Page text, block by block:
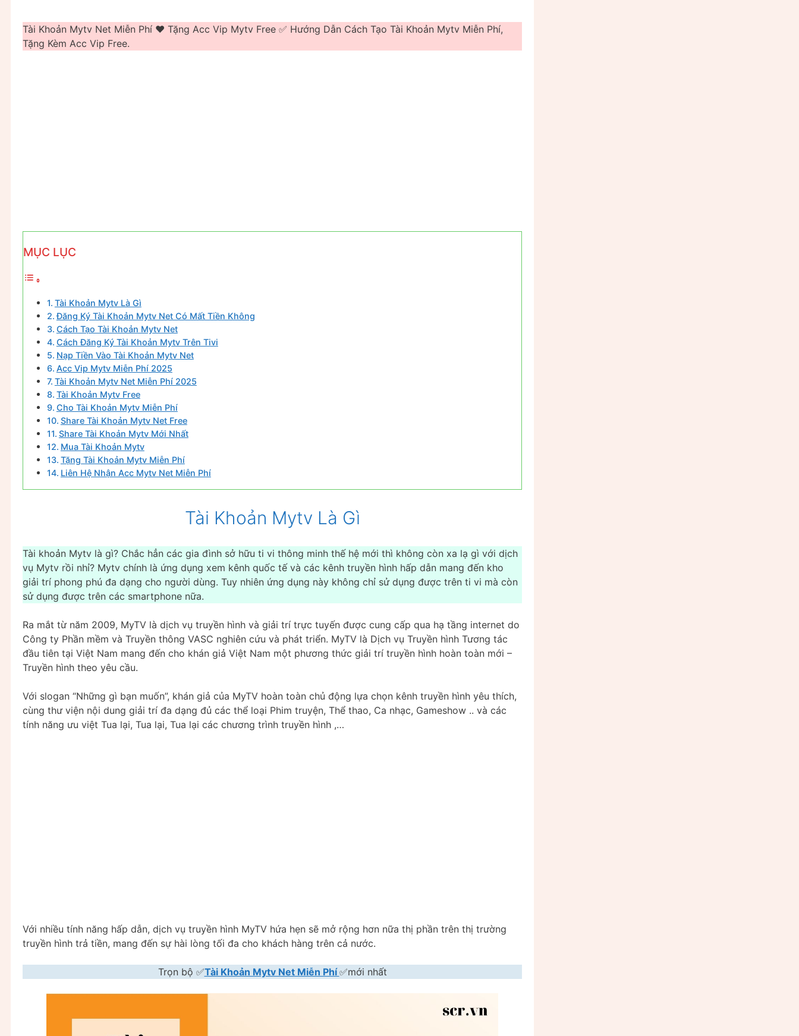
Tài Khoản Mytv Net Miễn Phí ❤️️ Tặng Acc Vip Mytv Free ✅ Hướng Dẫn Cách Tạo Tài Khoản Mytv Miễn Phí,
Tặng Kèm Acc Vip Free.
MỤC LỤC
Tài Khoản Mytv Là Gì
Đăng Ký Tài Khoản Mytv Net Có Mất Tiền Không
Cách Tạo Tài Khoản Mytv Net
Cách Đăng Ký Tài Khoản Mytv Trên Tivi
Nạp Tiền Vào Tài Khoản Mytv Net
Acc Vip Mytv Miễn Phí 2025
Tài Khoản Mytv Net Miễn Phí 2025
Tài Khoản Mytv Free
Cho Tài Khoản Mytv Miễn Phí
Share Tài Khoản Mytv Net Free
Share Tài Khoản Mytv Mới Nhất
Mua Tài Khoản Mytv
Tặng Tài Khoản Mytv Miễn Phí
Liên Hệ Nhận Acc Mytv Net Miễn Phí
Tài Khoản Mytv Là Gì
Tài khoản Mytv là gì? Chắc hẳn các gia đình sở hữu ti vi thông minh thế hệ mới thì không còn xa lạ gì với dịch
vụ Mytv rồi nhỉ? Mytv chính là ứng dụng xem kênh quốc tế và các kênh truyền hình hấp dẫn mang đến kho
giải trí phong phú đa dạng cho người dùng. Tuy nhiên ứng dụng này không chỉ sử dụng được trên ti vi mà còn
sử dụng được trên các smartphone nữa.
Ra mắt từ năm 2009, MyTV là dịch vụ truyền hình và giải trí trực tuyến được cung cấp qua hạ tầng internet do
Công ty Phần mềm và Truyền thông VASC nghiên cứu và phát triển. MyTV là Dịch vụ Truyền hình Tương tác
đầu tiên tại Việt Nam mang đến cho khán giả Việt Nam một phương thức giải trí truyền hình hoàn toàn mới –
Truyền hình theo yêu cầu.
Với slogan “Những gì bạn muốn”, khán giả của MyTV hoàn toàn chủ động lựa chọn kênh truyền hình yêu thích,
cùng thư viện nội dung giải trí đa dạng đủ các thể loại Phim truyện, Thể thao, Ca nhạc, Gameshow .. và các
tính năng ưu việt Tua lại, Tua lại, Tua lại các chương trình truyền hình ,…
Với nhiều tính năng hấp dẫn, dịch vụ truyền hình MyTV hứa hẹn sẽ mở rộng hơn nữa thị phần trên thị trường
truyền hình trả tiền, mang đến sự hài lòng tối đa cho khách hàng trên cả nước.
Trọn bộ ✅Tài Khoản Mytv Net Miễn Phí✅mới nhất